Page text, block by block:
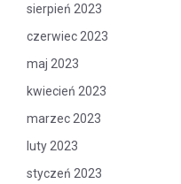
sierpień 2023
czerwiec 2023
maj 2023
kwiecień 2023
marzec 2023
luty 2023
styczeń 2023